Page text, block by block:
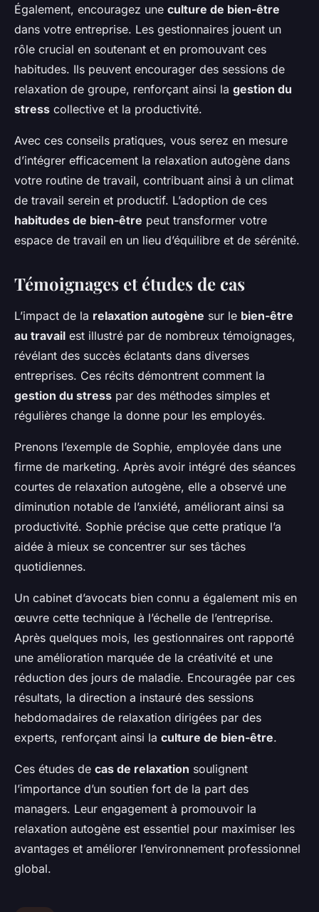
Également, encouragez une culture de bien-être
dans votre entreprise. Les gestionnaires jouent un
rôle crucial en soutenant et en promouvant ces
habitudes. Ils peuvent encourager des sessions de
relaxation de groupe, renforçant ainsi la gestion du
stress collective et la productivité.
Avec ces conseils pratiques, vous serez en mesure
d’intégrer efficacement la relaxation autogène dans
votre routine de travail, contribuant ainsi à un climat
de travail serein et productif. L’adoption de ces
habitudes de bien-être peut transformer votre
espace de travail en un lieu d’équilibre et de sérénité.
Témoignages et études de cas
L’impact de la relaxation autogène sur le bien-être
au travail est illustré par de nombreux témoignages,
révélant des succès éclatants dans diverses
entreprises. Ces récits démontrent comment la
gestion du stress par des méthodes simples et
régulières change la donne pour les employés.
Prenons l’exemple de Sophie, employée dans une
firme de marketing. Après avoir intégré des séances
courtes de relaxation autogène, elle a observé une
diminution notable de l’anxiété, améliorant ainsi sa
productivité. Sophie précise que cette pratique l’a
aidée à mieux se concentrer sur ses tâches
quotidiennes.
Un cabinet d’avocats bien connu a également mis en
œuvre cette technique à l’échelle de l’entreprise.
Après quelques mois, les gestionnaires ont rapporté
une amélioration marquée de la créativité et une
réduction des jours de maladie. Encouragée par ces
résultats, la direction a instauré des sessions
hebdomadaires de relaxation dirigées par des
experts, renforçant ainsi la culture de bien-être.
Ces études de cas de relaxation soulignent
l’importance d’un soutien fort de la part des
managers. Leur engagement à promouvoir la
relaxation autogène est essentiel pour maximiser les
avantages et améliorer l’environnement professionnel
global.